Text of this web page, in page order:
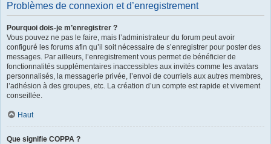
Problèmes de connexion et d’enregistrement
Pourquoi dois-je m’enregistrer ?
Vous pouvez ne pas le faire, mais l’administrateur du forum peut avoir
configuré les forums afin qu’il soit nécessaire de s’enregistrer pour poster des
messages. Par ailleurs, l’enregistrement vous permet de bénéficier de
fonctionnalités supplémentaires inaccessibles aux invités comme les avatars
personnalisés, la messagerie privée, l’envoi de courriels aux autres membres,
l’adhésion à des groupes, etc. La création d’un compte est rapide et vivement
conseillée.
Haut
Que signifie COPPA ?